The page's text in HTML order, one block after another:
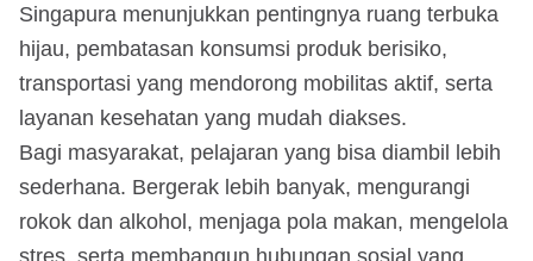
Singapura menunjukkan pentingnya ruang terbuka
hijau, pembatasan konsumsi produk berisiko,
transportasi yang mendorong mobilitas aktif, serta
layanan kesehatan yang mudah diakses.
Bagi masyarakat, pelajaran yang bisa diambil lebih
sederhana. Bergerak lebih banyak, mengurangi
rokok dan alkohol, menjaga pola makan, mengelola
stres, serta membangun hubungan sosial yang